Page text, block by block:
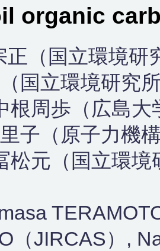
organic
正（国立環境研
国立環境研究
根周歩（広島
子（原子力機
松元（国立環
（JIRCAS）,